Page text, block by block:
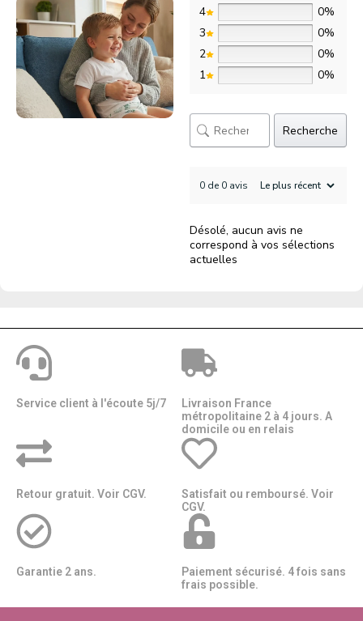
4
0%
3
0%
2
0%
1
0%
Recherche
0 de 0 avis
Désolé, aucun avis ne
correspond à vos sélections
actuelles
Service client à l'écoute 5j/7
Livraison France
métropolitaine 2 à 4 jours. A
domicile ou en relais​​
Retour gratuit. Voir CGV.
Satisfait ou remboursé. Voir
CGV.
Garantie 2 ans.
Paiement sécurisé. 4 fois sans
frais possible.